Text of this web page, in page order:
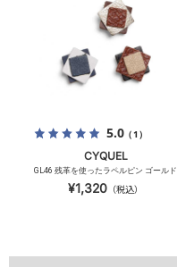
5.0（1）
CYQUEL
GL46 残革を使ったラペルピン ゴールド
¥1,320 （税込）